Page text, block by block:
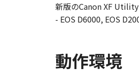
新版のCanon XF Utility
- EOS D6000, EOS
動作環境